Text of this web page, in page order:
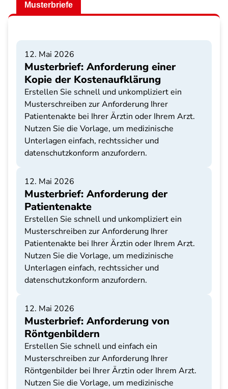
Musterbriefe
12. Mai 2026
Musterbrief: Anforderung einer
Kopie der Kostenaufklärung
Erstellen Sie schnell und unkompliziert ein
Musterschreiben zur Anforderung Ihrer
Patientenakte bei Ihrer Ärztin oder Ihrem Arzt.
Nutzen Sie die Vorlage, um medizinische
Unterlagen einfach, rechtssicher und
datenschutzkonform anzufordern.
12. Mai 2026
Musterbrief: Anforderung der
Patientenakte
Erstellen Sie schnell und unkompliziert ein
Musterschreiben zur Anforderung Ihrer
Patientenakte bei Ihrer Ärztin oder Ihrem Arzt.
Nutzen Sie die Vorlage, um medizinische
Unterlagen einfach, rechtssicher und
datenschutzkonform anzufordern.
12. Mai 2026
Musterbrief: Anforderung von
Röntgenbildern
Erstellen Sie schnell und einfach ein
Musterschreiben zur Anforderung Ihrer
Röntgenbilder bei Ihrer Ärztin oder Ihrem Arzt.
Nutzen Sie die Vorlage, um medizinische